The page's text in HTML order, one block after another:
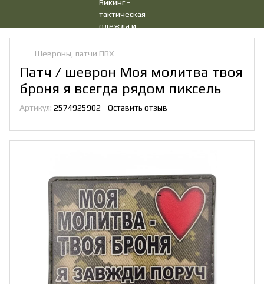
Шевроны, патчи ПВХ
Патч / шеврон Моя молитва твоя
броня я всегда рядом пиксель
Артикул: 2574925902 Оставить отзыв